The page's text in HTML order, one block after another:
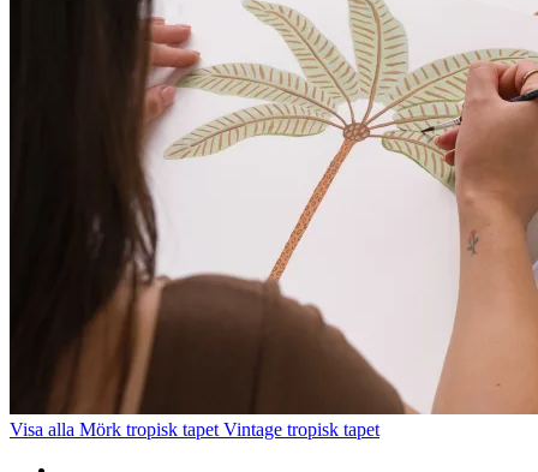
Visa alla Mörk tropisk tapet Vintage tropisk tapet